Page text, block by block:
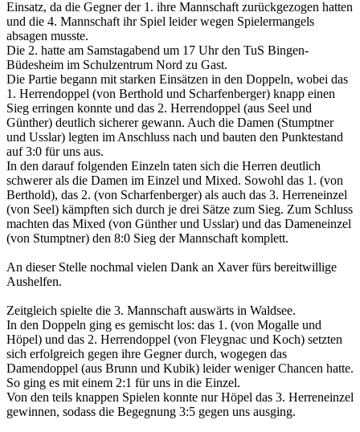
Einsatz, da die Gegner der 1. ihre Mannschaft zurückgezogen hatten
und die 4. Mannschaft ihr Spiel leider wegen Spielermangels
absagen musste.
Die 2. hatte am Samstagabend um 17 Uhr den TuS Bingen-
Büdesheim im Schulzentrum Nord zu Gast.
Die Partie begann mit starken Einsätzen in den Doppeln, wobei das
1. Herrendoppel (von Berthold und Scharfenberger) knapp einen
Sieg erringen konnte und das 2. Herrendoppel (aus Seel und
Günther) deutlich sicherer gewann. Auch die Damen (Stumptner
und Usslar) legten im Anschluss nach und bauten den Punktestand
auf 3:0 für uns aus.
In den darauf folgenden Einzeln taten sich die Herren deutlich
schwerer als die Damen im Einzel und Mixed. Sowohl das 1. (von
Berthold), das 2. (von Scharfenberger) als auch das 3. Herreneinzel
(von Seel) kämpften sich durch je drei Sätze zum Sieg. Zum Schluss
machten das Mixed (von Günther und Usslar) und das Dameneinzel
(von Stumptner) den 8:0 Sieg der Mannschaft komplett.
An dieser Stelle nochmal vielen Dank an Xaver fürs bereitwillige
Aushelfen.
Zeitgleich spielte die 3. Mannschaft auswärts in Waldsee.
In den Doppeln ging es gemischt los: das 1. (von Mogalle und
Höpel) und das 2. Herrendoppel (von Fleygnac und Koch) setzten
sich erfolgreich gegen ihre Gegner durch, wogegen das
Damendoppel (aus Brunn und Kubik) leider weniger Chancen hatte.
So ging es mit einem 2:1 für uns in die Einzel.
Von den teils knappen Spielen konnte nur Höpel das 3. Herreneinzel
gewinnen, sodass die Begegnung 3:5 gegen uns ausging.